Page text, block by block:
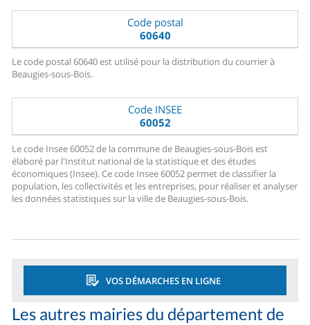
Code postal
60640
Le code postal 60640 est utilisé pour la distribution du courrier à
Beaugies-sous-Bois.
Code INSEE
60052
Le code Insee 60052 de la commune de Beaugies-sous-Bois est
élaboré par l'Institut national de la statistique et des études
économiques (Insee). Ce code Insee 60052 permet de classifier la
population, les collectivités et les entreprises, pour réaliser et analyser
les données statistiques sur la ville de Beaugies-sous-Bois.
VOS DÉMARCHES EN LIGNE
Les autres mairies du département de